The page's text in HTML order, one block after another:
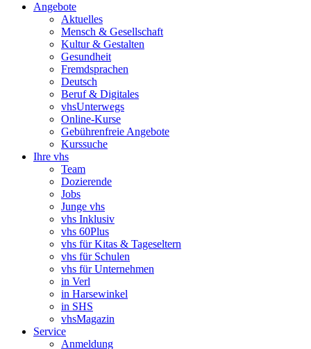
Angebote
Aktuelles
Mensch & Gesellschaft
Kultur & Gestalten
Gesundheit
Fremdsprachen
Deutsch
Beruf & Digitales
vhsUnterwegs
Online-Kurse
Gebührenfreie Angebote
Kurssuche
Ihre vhs
Team
Dozierende
Jobs
Junge vhs
vhs Inklusiv
vhs 60Plus
vhs für Kitas & Tageseltern
vhs für Schulen
vhs für Unternehmen
in Verl
in Harsewinkel
in SHS
vhsMagazin
Service
Anmeldung